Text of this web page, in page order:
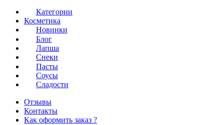
Категории
Косметика
Новинки
Блог
Лапша
Снеки
Пасты
Соусы
Сладости
Отзывы
Контакты
Как оформить заказ ?